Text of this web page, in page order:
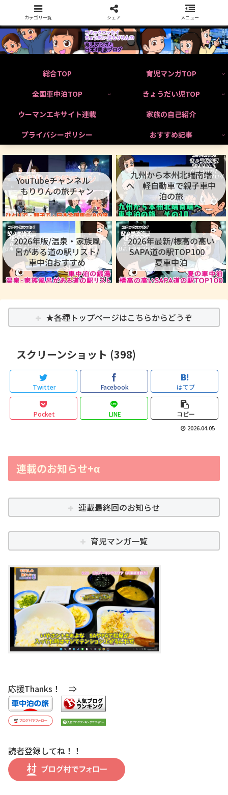
総合TOP
育児マンガTOP
全国車中泊TOP
きょうだい児TOP
ウーマンエキサイト連載
家族の自己紹介
プライバシーポリシー
おすすめ記事
YouTubeチャンネル
もりりんの旅チャン
九州から本州北端南端
へ 軽自動車で親子車中
泊の旅
2026年版/温泉・家族風
呂がある道の駅リスト/
車中泊おすすめ
2026年最新/標高の高い
SAPA道の駅TOP100
夏車中泊
★各種トップページはこちらからどうぞ
スクリーンショット (398)
Twitter Facebook はてブ
Pocket LINE コピー
2026.04.05
連載のお知らせ+α
連載最終回のお知らせ
育児マンガ一覧
応援Thanks！ ⇒
読者登録してね！！
カテゴリ一覧 シェア メニュー